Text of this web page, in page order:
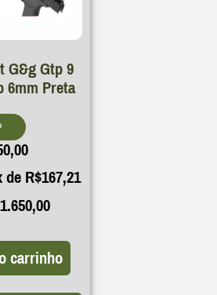
Gtp 9
6mm Preta
deR$167,21
1.650,00
carrinho